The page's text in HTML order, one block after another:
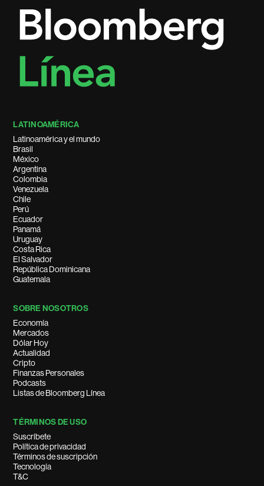
LATINOAMÉRICA
Latinoamérica y el mundo
Brasil
México
Argentina
Colombia
Venezuela
Chile
Perú
Ecuador
Panamá
Uruguay
Costa Rica
El Salvador
República Dominicana
Guatemala
SOBRE NOSOTROS
Economía
Mercados
Dólar Hoy
Actualidad
Cripto
Finanzas Personales
Podcasts
Listas de Bloomberg Línea
TÉRMINOS DE USO
Suscríbete
Política de privacidad
Términos de suscripción
Tecnología
T&C